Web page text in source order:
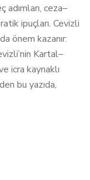
ceza–
ipuçları. Cevizli
önem kazanır:
Kartal–
icra kaynaklı
bu yazıda,